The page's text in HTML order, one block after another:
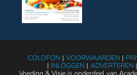
COLOFON | VOORWAARDEN |
| INLOGGEN | ADVERTEREN |